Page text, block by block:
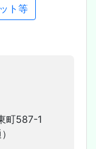
ト等
町587-1